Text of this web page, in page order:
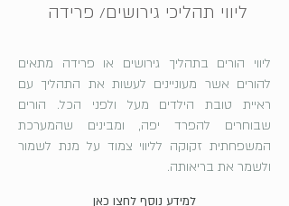
ליווי תהליכי גירושים/ פרידה
ליווי הורים בתהליך גירושים או פרידה מתאים
להורים אשר מעוניינים לעשות את התהליך עם
ראיית טובת הילדים מעל ולפני הכל. הורים
שבוחרים להפרד יפה, ומבינים שהמערכת
המשפחתית זקוקה לליווי צמוד על מנת לשמור
ולשמר את בריאותה.
למידע נוסף לחצו כאן